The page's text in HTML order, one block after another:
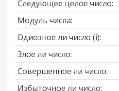
Следующее целое число:
Модуль числа:
Одиозное ли число (i):
Злое ли число:
Совершенное ли число:
Избыточное ли число: